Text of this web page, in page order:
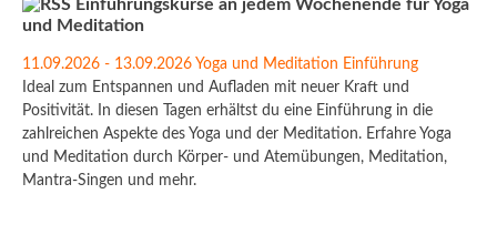
Einführungskurse an jedem Wochenende für Yoga
und Meditation
11.09.2026 - 13.09.2026 Yoga und Meditation Einführung
Ideal zum Entspannen und Aufladen mit neuer Kraft und
Positivität. In diesen Tagen erhältst du eine Einführung in die
zahlreichen Aspekte des Yoga und der Meditation. Erfahre Yoga
und Meditation durch Körper- und Atemübungen, Meditation,
Mantra-Singen und mehr.